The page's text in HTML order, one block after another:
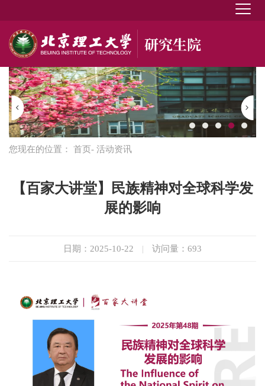
您现在的位置： 首页- 活动资讯
【百家大讲堂】民族精神对全球科学发
展的影响
日期：2025-10-22 | 访问量： 693